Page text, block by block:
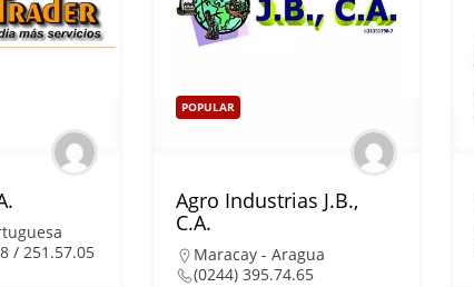
/ 251.57.05
POPULAR
Agro Industrias J.B.,
C.A.
Maracay - Aragua
(0244) 395.74.65